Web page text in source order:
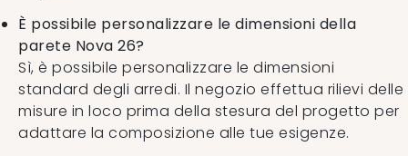
È possibile personalizzare le dimensioni della
parete Nova 26?
Sì, è possibile personalizzare le dimensioni
standard degli arredi. Il negozio effettua rilievi delle
misure in loco prima della stesura del progetto per
adattare la composizione alle tue esigenze.